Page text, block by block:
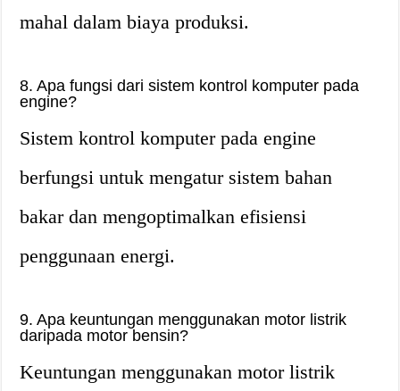
mahal dalam biaya produksi.
8. Apa fungsi dari sistem kontrol komputer pada
engine?
Sistem kontrol komputer pada engine
berfungsi untuk mengatur sistem bahan
bakar dan mengoptimalkan efisiensi
penggunaan energi.
9. Apa keuntungan menggunakan motor listrik
daripada motor bensin?
Keuntungan menggunakan motor listrik